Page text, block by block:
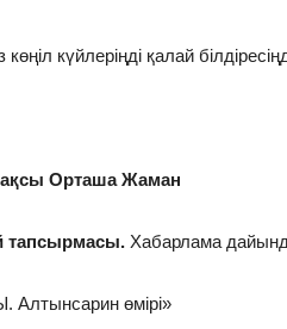
көңіл күйлеріңді қалай
Орташа Жаман
тапсырмасы. Хабарлама
Алтынсарин өмірі»